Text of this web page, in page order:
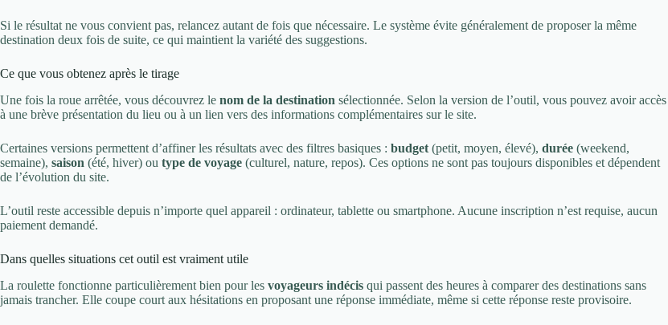
Si le résultat ne vous convient pas, relancez autant de fois que nécessaire. Le système évite généralement de proposer la même
destination deux fois de suite, ce qui maintient la variété des suggestions.
Ce que vous obtenez après le tirage
Une fois la roue arrêtée, vous découvrez le nom de la destination sélectionnée. Selon la version de l’outil, vous pouvez avoir accès
à une brève présentation du lieu ou à un lien vers des informations complémentaires sur le site.
Certaines versions permettent d’affiner les résultats avec des filtres basiques : budget (petit, moyen, élevé), durée (weekend,
semaine), saison (été, hiver) ou type de voyage (culturel, nature, repos). Ces options ne sont pas toujours disponibles et dépendent
de l’évolution du site.
L’outil reste accessible depuis n’importe quel appareil : ordinateur, tablette ou smartphone. Aucune inscription n’est requise, aucun
paiement demandé.
Dans quelles situations cet outil est vraiment utile
La roulette fonctionne particulièrement bien pour les voyageurs indécis qui passent des heures à comparer des destinations sans
jamais trancher. Elle coupe court aux hésitations en proposant une réponse immédiate, même si cette réponse reste provisoire.